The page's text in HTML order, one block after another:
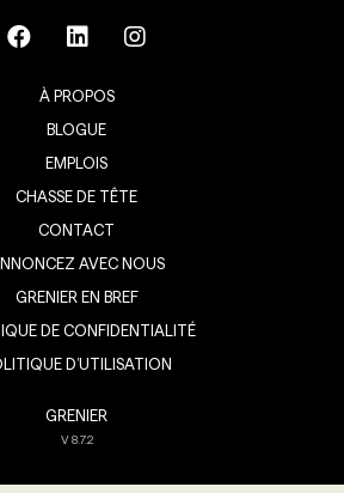
À PROPOS
BLOGUE
EMPLOIS
CHASSE DE TÊTE
CONTACT
AVEC NOUS
GRENIER EN BREF
DE CONFIDENTIALITÉ
D’UTILISATION
GRENIER
V8.7.2